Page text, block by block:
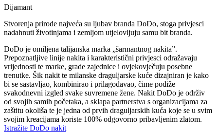
Dijamant
Stvorenja prirode najveća su ljubav branda DoDo, stoga privjesci
nadahnuti životinjama i zemljom utjelovljuju samu bit branda.
DoDo je omiljena talijanska marka „šarmantnog nakita”.
Prepoznatljive linije nakita i karakteristični privjesci odražavaju
vrijednosti te marke, grade zajednice i ovjekovječuju posebne
trenutke. Šik nakit te milanske draguljarske kuće dizajniran je kako
bi se sastavljao, kombinirao i prilagođavao, čime podiže
svakodnevni izgled svake suvremene žene. Nakit DoDo je održiv
od svojih samih početaka, a sklapa partnerstva s organizacijama za
zaštitu okoliša te je jedna od prvih draguljarskih kuća koje se u svim
svojim kreacijama koriste 100% odgovorno pribavljenim zlatom.
Istražite DoDo nakit